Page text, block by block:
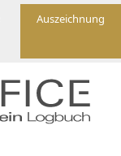
Auszeichnung